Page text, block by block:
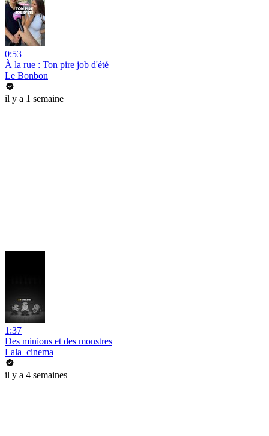
0:53
À la rue : Ton pire job d'été
Le Bonbon
il y a 1 semaine
1:37
Des minions et des monstres
Lala_cinema
il y a 4 semaines